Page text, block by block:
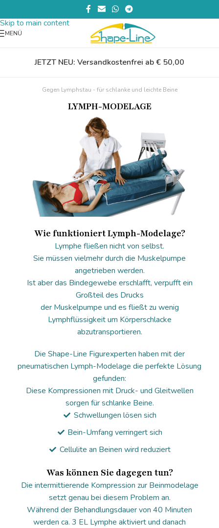
Skip to main content
MENÜ
JETZT NEU: Versandkostenfrei ab € 50,00
Gegen Lymphstau - für schlanke und leichte Beine
LYMPH-MODELAGE
Wie funktioniert Lymph-Modelage?
Lymphe fließen nicht von selbst.
Sie müssen vielmehr durch die Muskelpumpe
angetrieben werden.
Ist aber das Bindegewebe erschlafft, verpufft ein
Großteil des Drucks
der Muskelpumpe und es fließt zu wenig
Lymphflüssigkeit um Körperschlacke
abzutransportieren.
Die Shape-Line Figurexperten haben mit der
pneumatischen Lymph-Modelage die perfekte Lösung
gefunden:
Diese Kompressionen mit Druck- und Gleitwellen
sorgen für schlanke Beine.
Schwellungen lösen sich
Bein-Umfang verringert sich
Cellulite an Beinen wird reduziert
Was können Sie dagegen tun?
Die intermittierende Kompression zur Beinmodelage
setzt genau bei diesem Problem an.
Während der Behandlungsdauer von 40 Minuten
werden ca. 3 EL Lymphe aktiviert und danach